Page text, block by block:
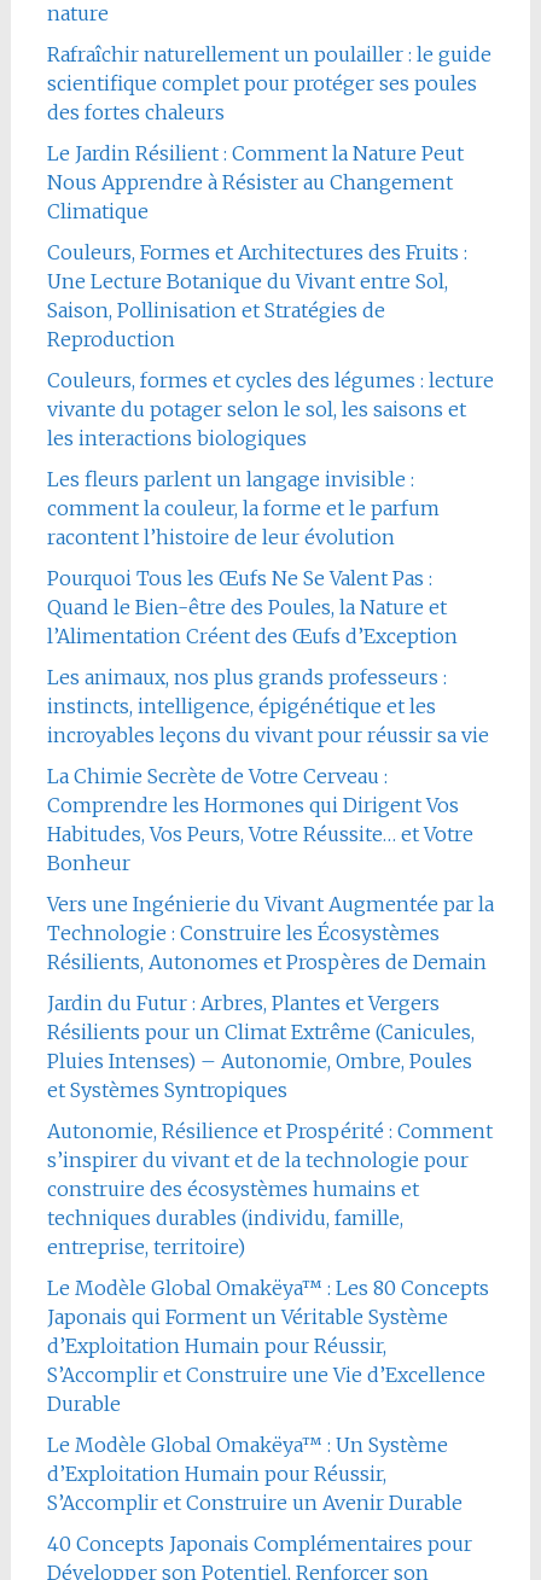
nature
Rafraîchir naturellement un poulailler : le guide
scientifique complet pour protéger ses poules
des fortes chaleurs
Le Jardin Résilient : Comment la Nature Peut
Nous Apprendre à Résister au Changement
Climatique
Couleurs, Formes et Architectures des Fruits :
Une Lecture Botanique du Vivant entre Sol,
Saison, Pollinisation et Stratégies de
Reproduction
Couleurs, formes et cycles des légumes : lecture
vivante du potager selon le sol, les saisons et
les interactions biologiques
Les fleurs parlent un langage invisible :
comment la couleur, la forme et le parfum
racontent l’histoire de leur évolution
Pourquoi Tous les Œufs Ne Se Valent Pas :
Quand le Bien-être des Poules, la Nature et
l’Alimentation Créent des Œufs d’Exception
Les animaux, nos plus grands professeurs :
instincts, intelligence, épigénétique et les
incroyables leçons du vivant pour réussir sa vie
La Chimie Secrète de Votre Cerveau :
Comprendre les Hormones qui Dirigent Vos
Habitudes, Vos Peurs, Votre Réussite… et Votre
Bonheur
Vers une Ingénierie du Vivant Augmentée par la
Technologie : Construire les Écosystèmes
Résilients, Autonomes et Prospères de Demain
Jardin du Futur : Arbres, Plantes et Vergers
Résilients pour un Climat Extrême (Canicules,
Pluies Intenses) – Autonomie, Ombre, Poules
et Systèmes Syntropiques
Autonomie, Résilience et Prospérité : Comment
s’inspirer du vivant et de la technologie pour
construire des écosystèmes humains et
techniques durables (individu, famille,
entreprise, territoire)
Le Modèle Global Omakëya™ : Les 80 Concepts
Japonais qui Forment un Véritable Système
d’Exploitation Humain pour Réussir,
S’Accomplir et Construire une Vie d’Excellence
Durable
Le Modèle Global Omakëya™ : Un Système
d’Exploitation Humain pour Réussir,
S’Accomplir et Construire un Avenir Durable
40 Concepts Japonais Complémentaires pour
Développer son Potentiel, Renforcer son